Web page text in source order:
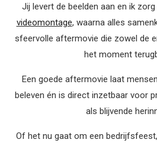
Jij levert de beelden aan en ik
videomontage, waarna alles
sfeervolle aftermovie die zowel de
het moment
Een goede aftermovie laat
beleven én is direct inzetbaar voor
als blijvende
Of het nu gaat om een